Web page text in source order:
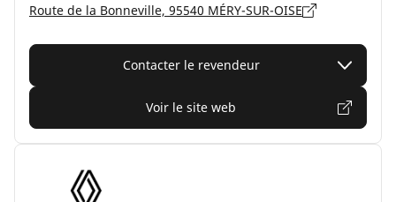
Route de la Bonneville, 95540 MÉRY-SUR-OISE
Contacter le revendeur
Voir le site web